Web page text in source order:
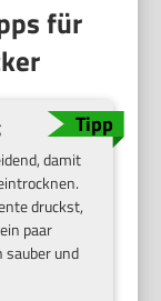
für
damit
druckst,
paar
sauber und